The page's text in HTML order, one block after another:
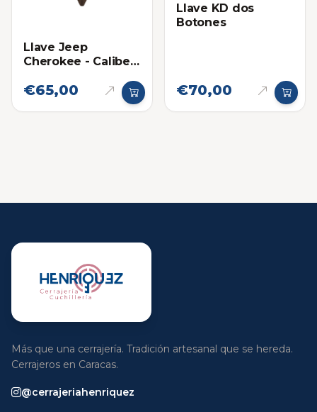
Llave Jeep
Cherokee - Caliber
€65,00
Llave KD dos
Botones
€70,00
Más que una cerrajería. Tradición artesanal que se hereda.
Cerrajeros en Caracas.
@cerrajeriahenriquez